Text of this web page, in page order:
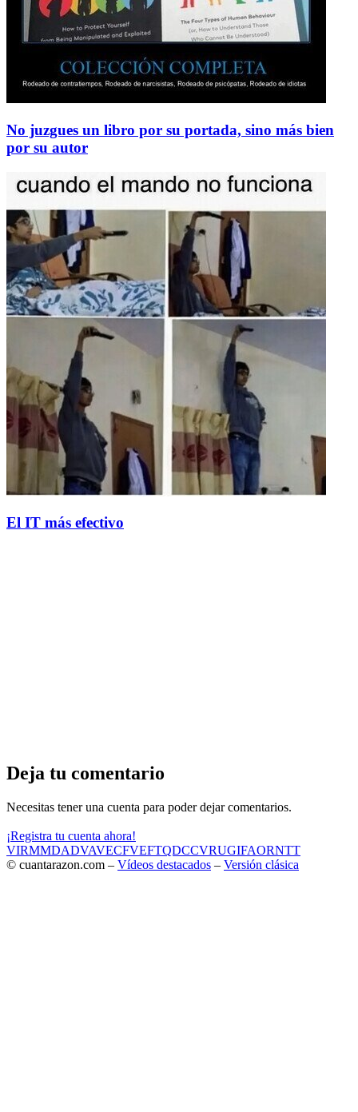
No juzgues un libro por su portada, sino más bien
por su autor
El IT más efectivo
Deja tu comentario
Necesitas tener una cuenta para poder dejar comentarios.
¡Registra tu cuenta ahora!
VIRMMDADVAVECFVEFTQDCCVRUGIFAORNTT
© cuantarazon.com – Vídeos destacados – Versión clásica